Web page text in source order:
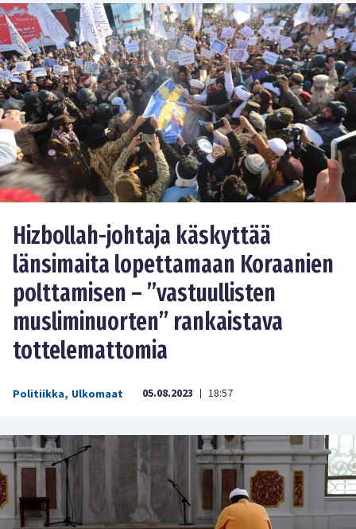
Hizbollah-johtaja käskyttää
länsimaita lopettamaan Koraanien
polttamisen – ”vastuullisten
musliminuorten” rankaistava
tottelemattomia
Politiikka, Ulkomaat 05.08.2023 | 18:57